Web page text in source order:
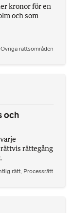
kronor för en
och som
Övriga rättsområden
och
rättegång
rätt, Processrätt